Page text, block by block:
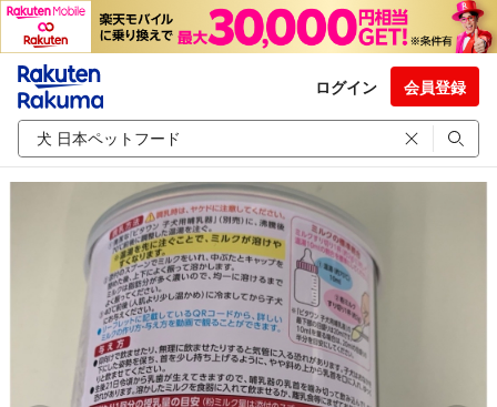
ログイン 会員登録